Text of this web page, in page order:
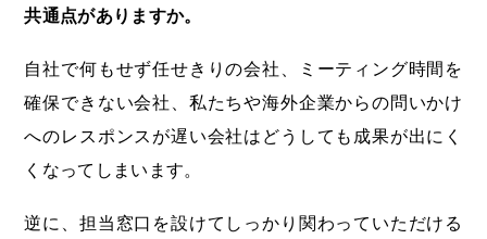
共通点がありますか。
自社で何もせず任せきりの会社、ミーティング時間を
確保できない会社、私たちや海外企業からの問いかけ
へのレスポンスが遅い会社はどうしても成果が出にく
くなってしまいます。
逆に、担当窓口を設けてしっかり関わっていただける